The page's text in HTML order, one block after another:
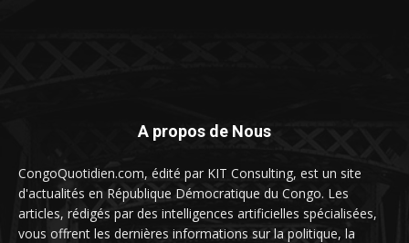
A propos de Nous
CongoQuotidien.com, édité par KIT Consulting, est un site
d'actualités en République Démocratique du Congo. Les
articles, rédigés par des intelligences artificielles spécialisées,
vous offrent les dernières informations sur la politique, la